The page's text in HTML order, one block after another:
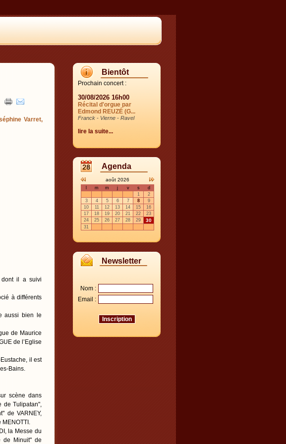
Varret,
dont il a suivi
à différents
aussi bien le
de Maurice
de l’Eglise
il est
Bains.
scène dans
de Tulipatan",
de VARNEY,
la Messe du
de Minuit" de
Bientôt
Prochain concert :
30/08/2026 16h00
Récital d'orgue par
Edmond REUZÉ (G...
Franck - Vierne - Ravel
lire la suite...
Agenda
août 2026
m m j v s
d
1
2
3
4 5 6 7 8
9
10
11 12 13 14 15
16
17
18 19 20 21 22
23
24
25 26 27 28 29 30
31
Newsletter
Nom :
Email :